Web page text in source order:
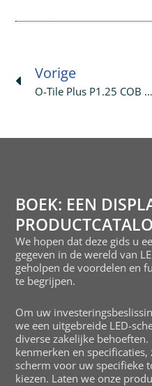
Vorige
O-Tile Plus P1.25 COB 9,84ft Bij 5,54ft Indoor HD LED-Display Verzenden Naar De VS.
BOEK: EEN
We hopen dat deze gids u
gegeven in de wereld van
geholpen de voordelen en
te begrijpen.
Om uw
we een uitgebreide LED-
diverse zakelijke
kenmerken en
scherm voor uw specifieke
kiezen. Laten we onze